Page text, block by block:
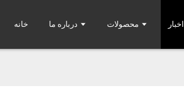
خانه درباره ما محصولات اخبار